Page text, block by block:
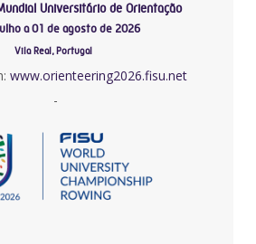
Universitário de Orientação
a 01 de agosto de 2026
Vila Real, Portugal
www.orienteering2026.fisu.net
-